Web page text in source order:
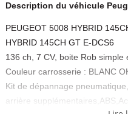
Description du véhicule
PEUGEOT 5008 HYBRID
HYBRID 145CH GT E-DCS6
136 ch, 7 CV, boite Rob
Couleur carrosserie : BLANC
Kit de dépannage
arrière